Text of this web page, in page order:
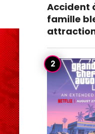
Accident
famille